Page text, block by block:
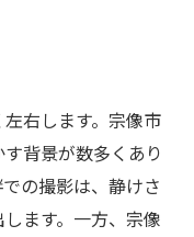
右します。宗像市
背景が数多くあり
の撮影は、静けさ
ます。一方、宗像